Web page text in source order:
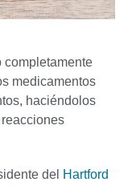
completamente
medicamentos
haciéndolos
del Hartford